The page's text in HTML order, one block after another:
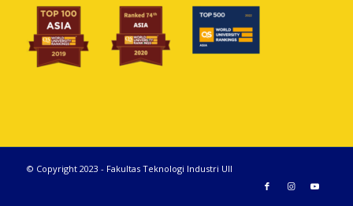
© Copyright 2023 - Fakultas Teknologi Industri UII